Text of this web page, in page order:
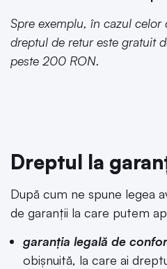
Spre exemplu, în cazul celor
dreptul de retur este gratuit
peste 200 RON.
Dreptul la
După cum ne spune legea
de garanții la care putem
garanția legală de
obișnuită, la care ai